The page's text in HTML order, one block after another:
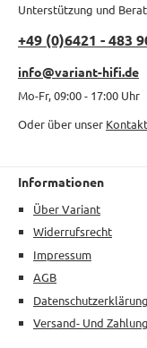
Unterstützung und
+49 (0)6421 - 483
info@variant-hifi.de
Mo-Fr, 09:00 - 17:00 Uhr
Oder über unser
Informationen
Über Variant
Widerrufsrecht
Impressum
AGB
Datenschutzerklärung
Versand- Und